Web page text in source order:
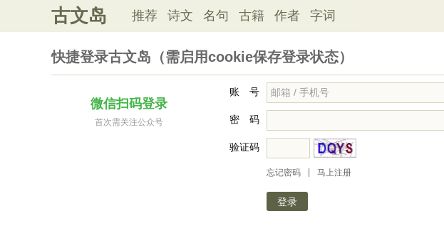
古文岛 推荐 诗文 名句 古籍 作者 字词
快捷登录古文岛（需启用cookie保存登录状态）
微信扫码登录
首次需关注公众号
账 号
密 码
验证码
忘记密码 马上注册